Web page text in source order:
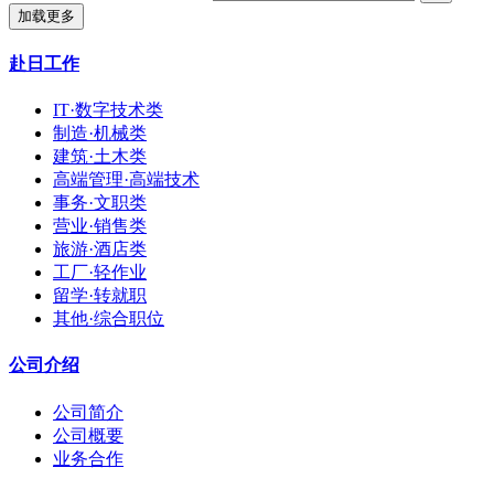
加载更多
赴日工作
IT·数字技术类
制造·机械类
建筑·土木类
高端管理·高端技术
事务·文职类
营业·销售类
旅游·酒店类
工厂·轻作业
留学·转就职
其他·综合职位
公司介绍
公司简介
公司概要
业务合作